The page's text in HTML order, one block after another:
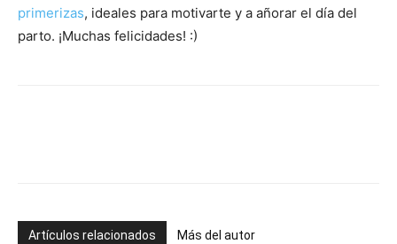
primerizas, ideales para motivarte y a añorar el día del
parto. ¡Muchas felicidades! :)
Artículos relacionados Más del autor